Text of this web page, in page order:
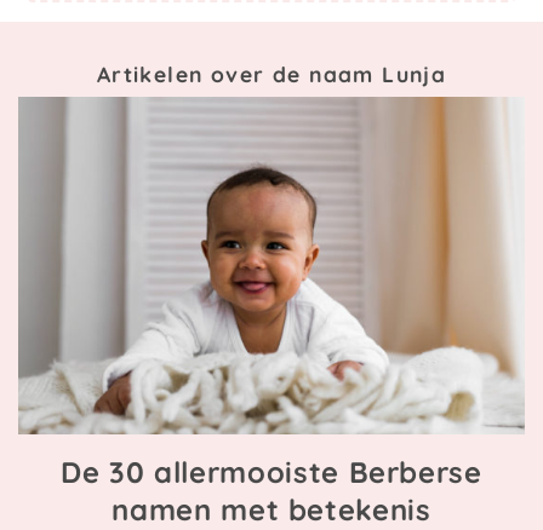
Artikelen over de naam Lunja
De 30 allermooiste Berberse
namen met betekenis